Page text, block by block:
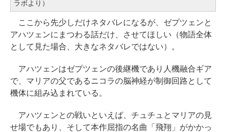
ラボより）
ここから先少しだけネタバレになるが、ゼプツェンと
アハツェンにまつわる話だけ、させてほしい（物語全体
として見た場合、大きなネタバレではない）。
アハツェンはゼプツェンの後継機であり人機融合ギア
で、マリアの父であるニコラの脳神経が制御回路として
機体に組み込まれている。
アハツェンとの戦いといえば、チュチュとマリアの見
せ場でもあり、そして本作屈指の名曲「飛翔」がかかっ